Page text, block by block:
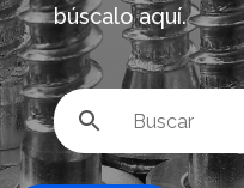
búscalo aquí.